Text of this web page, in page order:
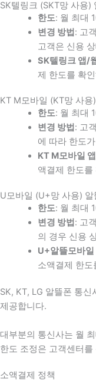
SK텔링크 (SKT망 사용)
한도: 월 최대
변경 방법 : 고
고객은 신용
SK텔링크 앱/
제 한도를 확
KT M모바일 (KT망 사용
한도: 월 최대
변경 방법 : 고
에 따라 한도
KT M모바일
액결제 한도
U모바일 (U+망 사용)
한도: 월 최대
변경 방법 : 고
의 경우 신용
U+알뜰모바일
소액결제 한
SK, KT, LG 알뜰폰 통
제공합니다.
대부분의 통신사는 월
한도 조정은 고객센터
소액결제 정책